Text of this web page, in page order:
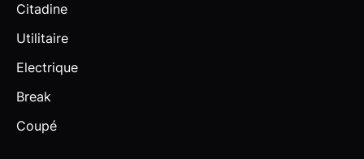
Citadine
Utilitaire
Electrique
Break
Coupé